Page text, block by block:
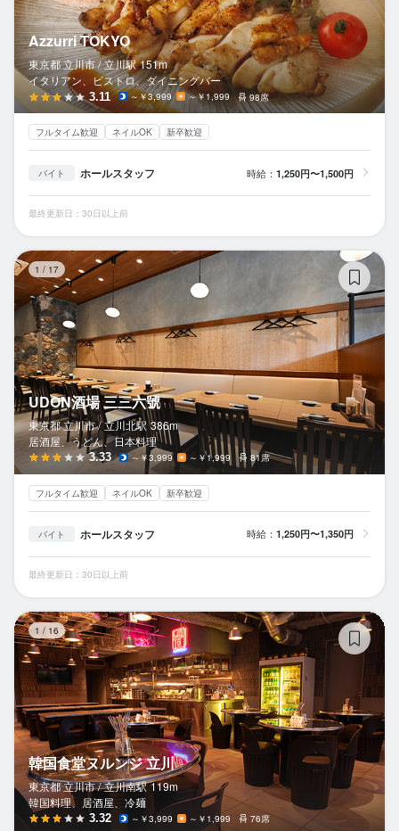
Azzurri TOKYO
東京都 立川市 / 立川駅 151m
イタリアン、ビストロ、ダイニングバー
3.11 ～￥3,999 ～￥1,999 98席
フルタイム歓迎 ネイルOK 新卒歓迎
バイト ホールスタッフ 時給： 1,250円〜1,500円
最終更新日：30日以上前
1 / 17
UDON酒場 三三六號
東京都 立川市 / 立川北駅 386m
居酒屋、うどん、日本料理
3.33 ～￥3,999 ～￥1,999 81席
フルタイム歓迎 ネイルOK 新卒歓迎
バイト ホールスタッフ 時給： 1,250円〜1,350円
最終更新日：30日以上前
1 / 16
韓国食堂ヌルンジ 立川
東京都 立川市 / 立川南駅 119m
韓国料理、居酒屋、冷麺
3.32 ～￥3,999 ～￥1,999 76席